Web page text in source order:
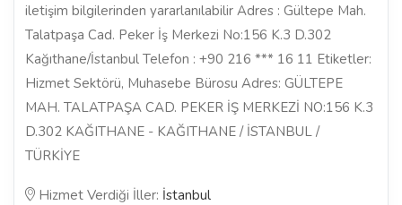
iletişim bilgilerinden yararlanılabilir Adres : Gültepe Mah.
Talatpaşa Cad. Peker İş Merkezi No:156 K.3 D.302
Kağıthane/İstanbul Telefon : +90 216 *** 16 11 Etiketler:
Hizmet Sektörü, Muhasebe Bürosu Adres: GÜLTEPE
MAH. TALATPAŞA CAD. PEKER İŞ MERKEZİ NO:156 K.3
D.302 KAĞITHANE - KAĞITHANE / İSTANBUL /
TÜRKİYE
Hizmet Verdiği İller: İstanbul